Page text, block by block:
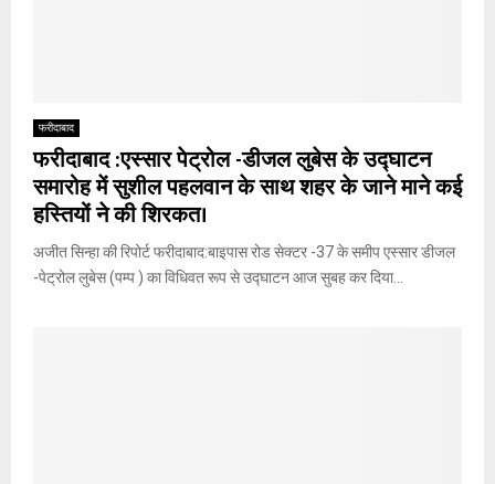
फरीदाबाद
फरीदाबाद :एस्सार पेट्रोल -डीजल लुबेस के उद्घाटन
समारोह में सुशील पहलवान के साथ शहर के जाने माने कई
हस्तियों ने की शिरकत।
अजीत सिन्हा की रिपोर्ट फरीदाबाद:बाइपास रोड सेक्टर -37 के समीप एस्सार डीजल
-पेट्रोल लुबेस (पम्प ) का विधिवत रूप से उद्घाटन आज सुबह कर दिया...